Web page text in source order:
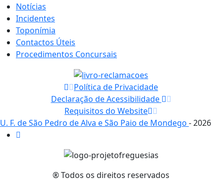
Notícias
Incidentes
Toponímia
Contactos Úteis
Procedimentos Concursais
Política de Privacidade
Declaração de Acessibilidade
Requisitos do Website
U. F. de São Pedro de Alva e São Paio de Mondego - 2026
® Todos os direitos reservados